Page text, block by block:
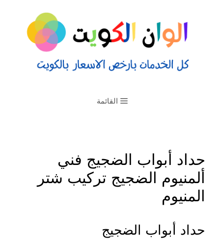
القائمة
حداد أبواب الضجيج فني
ألمنيوم الضجيج تركيب شتر
المنيوم
حداد أبواب الضجيج